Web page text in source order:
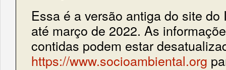
Essa é a versão antiga do site do
até março de 2022. As
contidas podem estar
https://www.socioambiental.org